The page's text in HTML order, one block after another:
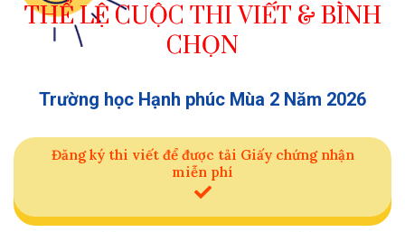
THỂ LỆ CUỘC THI VIẾT & BÌNH
CHỌN
Trường học Hạnh phúc Mùa 2 Năm 2026
Đăng ký thi viết để được tải Giấy chứng nhận
miễn phí